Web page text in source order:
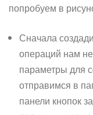
попробуем в
Сначала
операций нам
параметры для
отправимся в
панели кнопок